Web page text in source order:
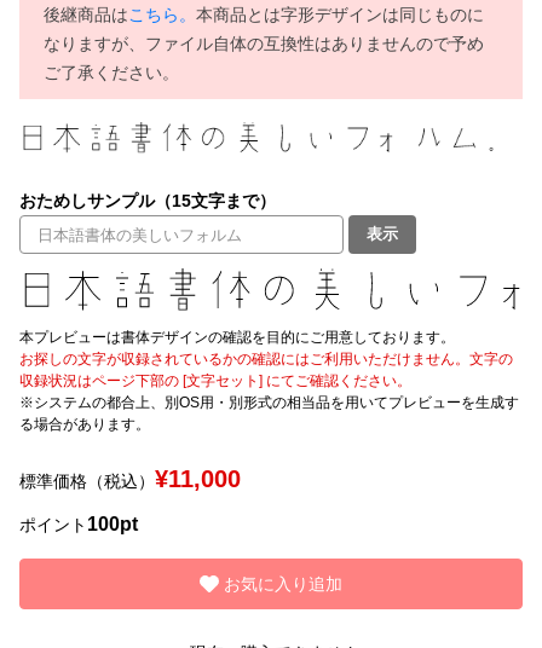
よくあるご質問
お問い合わせ
太さ・ウェイト
セット or 単体
文字種類
価格帯
〜
リセット
後継商品はこちら。 本商品とは字形デザインは同じものに
なりますが、ファイル自体の互換性はありませんので予め
ご了承ください。
おためしサンプル（15文字まで）
表示
本プレビューは書体デザインの確認を目的にご用意しております。
お探しの文字が収録されているかの確認にはご利用いただけません。文字の
収録状況はページ下部の [文字セット] にてご確認ください。
※システムの都合上、別OS用・別形式の相当品を用いてプレビューを生成す
る場合があります。
標準価格（税込） ¥11,000
ポイント 100pt
お気に入り追加